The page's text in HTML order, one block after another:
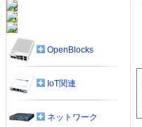
OpenBlocks
IoT関連
ネットワーク